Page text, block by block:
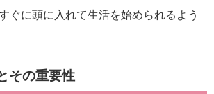
ぐに頭に入れて生活を始められるよう
その重要性